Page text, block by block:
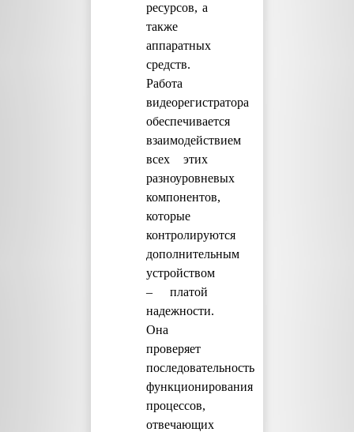
ресурсов, а
также
аппаратных
средств.
Работа
видеорегистратора
обеспечивается
взаимодействием
всех этих
разноуровневых
компонентов,
которые
контролируются
дополнительным
устройством
– платой
надежности.
Она
проверяет
последовательность
функционирования
процессов,
отвечающих